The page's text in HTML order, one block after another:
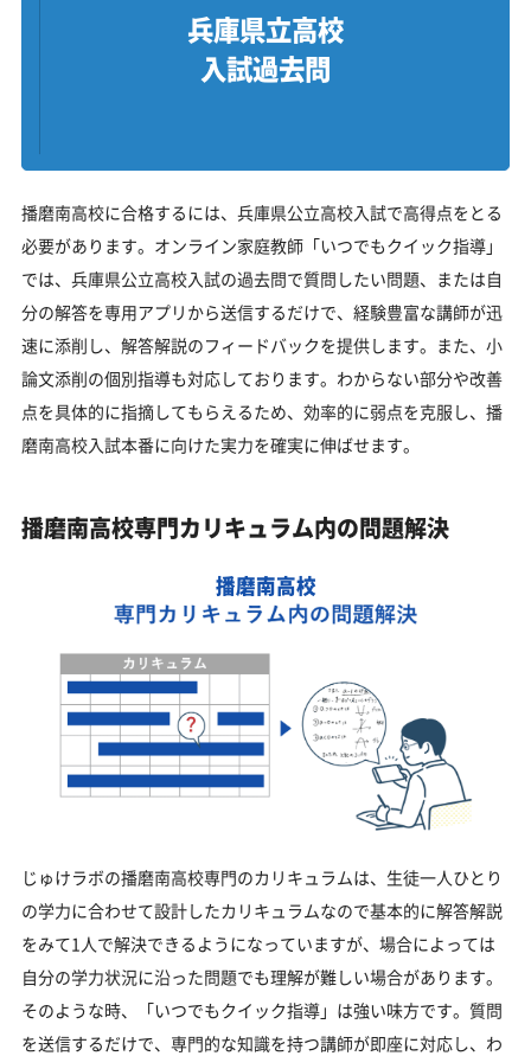
兵庫県立高校
入試過去問
播磨南高校に合格するには、兵庫県公立高校入試で高得点をとる
必要があります。オンライン家庭教師「いつでもクイック指導」
では、兵庫県公立高校入試の過去問で質問したい問題、または自
分の解答を専用アプリから送信するだけで、経験豊富な講師が迅
速に添削し、解答解説のフィードバックを提供します。また、小
論文添削の個別指導も対応しております。わからない部分や改善
点を具体的に指摘してもらえるため、効率的に弱点を克服し、播
磨南高校入試本番に向けた実力を確実に伸ばせます。
播磨南高校専門カリキュラム内の問題解決
播磨南高校
じゅけラボの播磨南高校専門のカリキュラムは、生徒一人ひとり
の学力に合わせて設計したカリキュラムなので基本的に解答解説
をみて1人で解決できるようになっていますが、場合によっては
自分の学力状況に沿った問題でも理解が難しい場合があります。
そのような時、「いつでもクイック指導」は強い味方です。質問
を送信するだけで、専門的な知識を持つ講師が即座に対応し、わ